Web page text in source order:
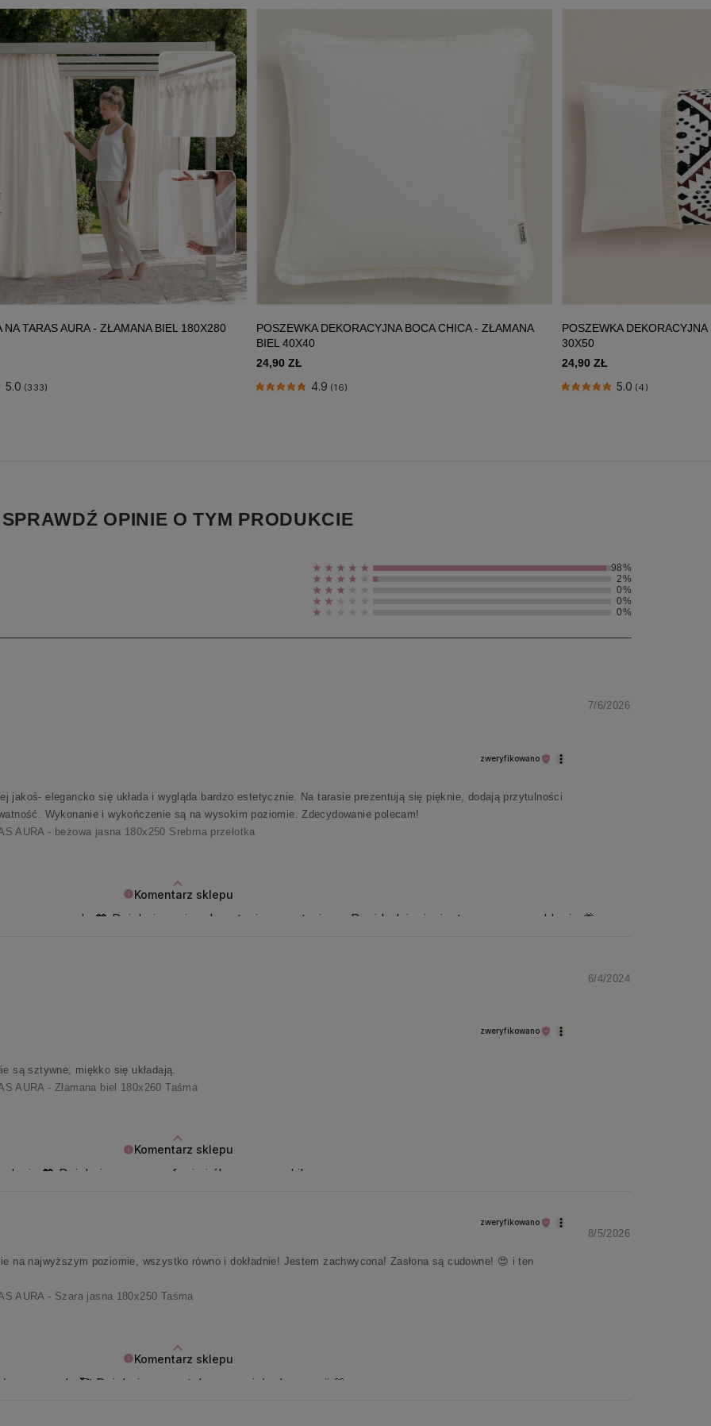
SPRAWDŹ OPINIE O TYM PRODUKCIE
98%
2%
0%
0%
0%
Komentarz sklepu
nagroda 🧡 Dziękujemy i z ekscytacją wypatrujemy Pani kolejnej wizyty w naszym sklepie 🦋
zweryfikowano
jakoś- elegancko się układa i wygląda bardzo estetycznie. Na tarasie prezentują się pięknie, dodają przytulności
Wykonanie i wykończenie są na wysokim poziomie. Zdecydowanie polecam!
AURA - beżowa jasna 180x250 Srebrna przelotka
7/6/2026
Komentarz sklepu
💖 Dziękujemy za zaufanie i ślemy promyki!
zweryfikowano
są sztywne, miękko się układają.
AURA - Złamana biel 180x260 Taśma
6/4/2024
Komentarz sklepu
zespole 🥰 Dziękujemy za tyle wspaniałych emocji 🤍
zweryfikowano
na najwyższym poziomie, wszystko równo i dokładnie! Jestem zachwycona! Zasłona są cudowne! 😍 i ten
AURA - Szara jasna 180x250 Taśma
8/5/2026
NA TARAS AURA - ZŁAMANA BIEL 180X280
5.0 (333)
POSZEWKA DEKORACYJNA BOCA CHICA - ZŁAMANA
BIEL 40X40
24,90 ZŁ
4.9 (16)
POSZEWKA
30X50
24,90 ZŁ
5.0 (4)